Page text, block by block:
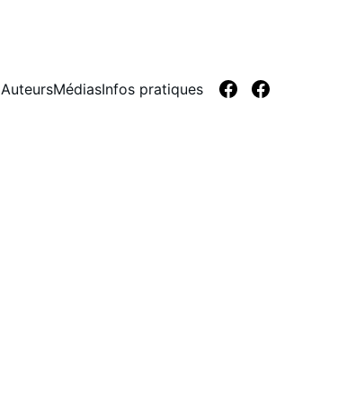
AuteursMédiasInfos pratiques